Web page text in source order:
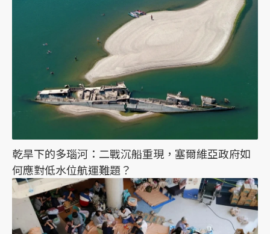
乾旱下的多瑙河：二戰沉船重現，塞爾維亞政府如
何應對低水位航運難題？